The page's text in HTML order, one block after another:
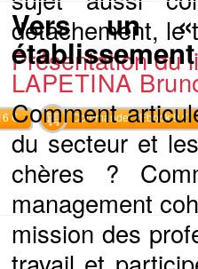
détachement, le
Présentation du
€ Commander l'Ebook 9 €
Vers un «
LAPETINA
Comment
du secteur et
chères ?
management
mission des